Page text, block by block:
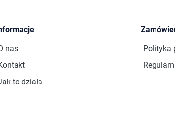
nas
to działa
Polityka